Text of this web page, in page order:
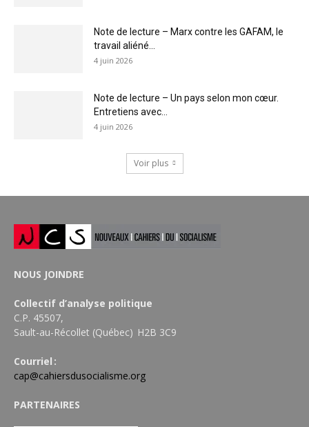
Note de lecture – Marx contre les GAFAM, le
travail aliéné...
4 juin 2026
Note de lecture – Un pays selon mon cœur.
Entretiens avec...
4 juin 2026
Voir plus
NOUS JOINDRE
Collectif d’analyse politique
C.P. 45507,
Sault-au-Récollet (Québec) H2B 3C9
Courriel :
cap@cahiersdusocialisme.org
PARTENAIRES